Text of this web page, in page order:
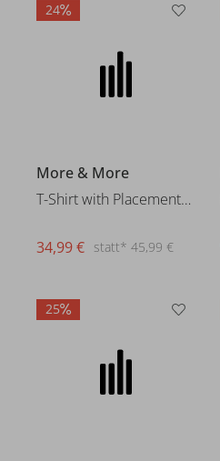
24
More & More
T-Shirt with Placement Print
statt* 45,99 €
34,99 €
25